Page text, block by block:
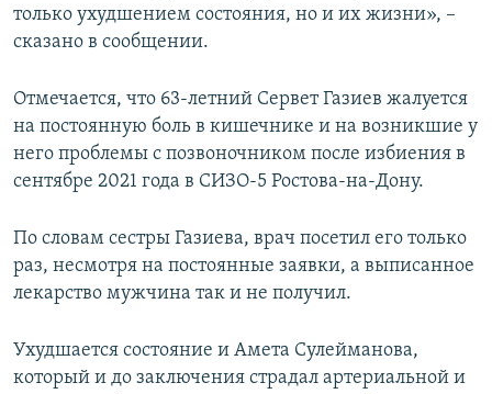
только ухудшением состояния, но и их жизни», –
сказано в сообщении.
Отмечается, что 63-летний Сервет Газиев жалуется
на постоянную боль в кишечнике и на возникшие у
него проблемы с позвоночником после избиения в
сентябре 2021 года в СИЗО-5 Ростова-на-Дону.
По словам сестры Газиева, врач посетил его только
раз, несмотря на постоянные заявки, а выписанное
лекарство мужчина так и не получил.
Ухудшается состояние и Амета Сулейманова,
который и до заключения страдал артериальной и